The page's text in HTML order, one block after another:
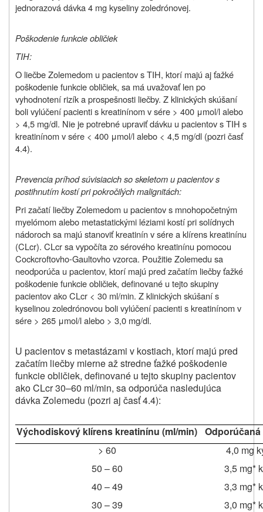
jednorazová dávka 4 mg kyseliny zoledrónovej.
Poškodenie funkcie obličiek
TIH:
O liečbe Zolemedom u pacientov s TIH, ktorí majú aj ťažké
poškodenie funkcie obličiek, sa má uvažovať len po
vyhodnotení rizík a prospešnosti liečby. Z klinických skúšaní
boli vylúčení pacienti s kreatinínom v sére > 400 μmol/l alebo
> 4,5 mg/dl. Nie je potrebné upraviť dávku u pacientov s TIH s
kreatinínom v sére < 400 μmol/l alebo < 4,5 mg/dl (pozri časť
4.4).
Prevencia príhod súvisiacich so skeletom u pacientov s
postihnutím kostí pri pokročilých malignitách:
Pri začatí liečby Zolemedom u pacientov s mnohopočetným
myelómom alebo metastatickými léziami kostí pri solídnych
nádoroch sa majú stanoviť kreatinín v sére a klírens kreatinínu
(CLcr). CLcr sa vypočíta zo sérového kreatinínu pomocou
Cockcroftovho-Gaultovho vzorca. Použitie Zolemedu sa
neodporúča u pacientov, ktorí majú pred začatím liečby ťažké
poškodenie funkcie obličiek, definované u tejto skupiny
pacientov ako CLcr < 30 ml/min. Z klinických skúšaní s
kyselinou zoledrónovou boli vylúčení pacienti s kreatinínom v
sére > 265 μmol/l alebo > 3,0 mg/dl.
U pacientov s metastázami v kostiach, ktorí majú pred
začatím liečby mierne až stredne ťažké poškodenie
funkcie obličiek, definované u tejto skupiny pacientov
ako CLcr 30–60 ml/min, sa odporúča nasledujúca
dávka Zolemedu (pozri aj časť 4.4):
Východiskový klírens kreatinínu (ml/min)
> 60
4,0 mg
50 – 60
3,5 mg*
40 – 49
3,3 mg*
30 – 39
3,0 mg*